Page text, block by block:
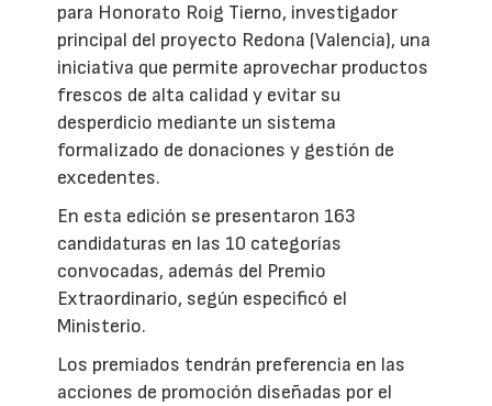
para Honorato Roig Tierno, investigador
principal del proyecto Redona (Valencia), una
iniciativa que permite aprovechar productos
frescos de alta calidad y evitar su
desperdicio mediante un sistema
formalizado de donaciones y gestión de
excedentes.
En esta edición se presentaron 163
candidaturas en las 10 categorías
convocadas, además del Premio
Extraordinario, según especificó el
Ministerio.
Los premiados tendrán preferencia en las
acciones de promoción diseñadas por el